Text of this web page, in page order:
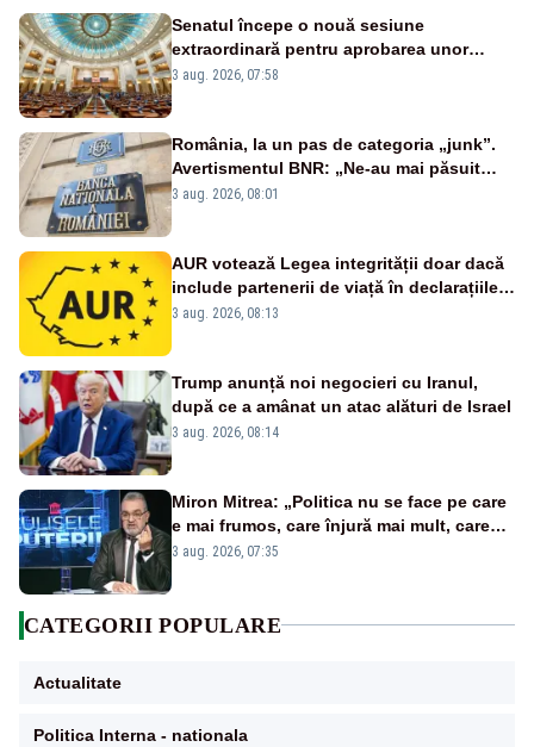
Senatul începe o nouă sesiune
extraordinară pentru aprobarea unor
jaloane din PNRR
3 aug. 2026, 07:58
România, la un pas de categoria „junk”.
Avertismentul BNR: „Ne-au mai păsuit
pentru câteva luni”
3 aug. 2026, 08:01
AUR votează Legea integrității doar dacă
include partenerii de viață în declarațiile
de avere și interese, așa cum a anunțat
trebuie să plece din funcție: fără excepții!
3 aug. 2026, 08:13
Trump anunță noi negocieri cu Iranul,
după ce a amânat un atac alături de Israel
3 aug. 2026, 08:14
Miron Mitrea: „Politica nu se face pe care
e mai frumos, care înjură mai mult, care
țipă mai tare, ci pe proiecte”
3 aug. 2026, 07:35
CATEGORII POPULARE
Actualitate
Politica Interna - nationala